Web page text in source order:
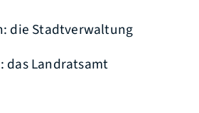
die Stadtverwaltung
das Landratsamt